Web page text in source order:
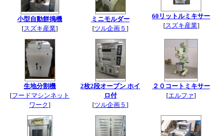
小型自動餅搗機
[スズキ産業]
ミニモルダー
[ツル企画５ ]
60リットルミキサー
[スズキ産業]
生地分割機
[フードマシンネット
ワーク]
2枚2段オーブン ホイ
ロ付
[ツル企画５ ]
２０コートミキサー
[エルファ]